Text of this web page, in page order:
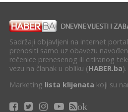
Sadržaji objavljeni na internet
prenositi samo uz obavezu
rečenice prenesenog ili citiranog
vezu na članak u obliku (HABER.ba).
Marketing lista klijenata koji su
ok